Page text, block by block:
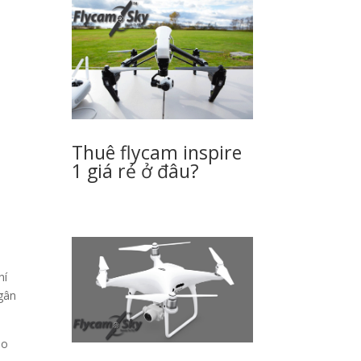
Thuê flycam inspire
1 giá rẻ ở đâu?